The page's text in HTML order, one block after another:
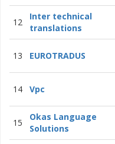
12
Inter technical
translations
13 EUROTRADUS
14 Vpc
15
Okas Language
Solutions